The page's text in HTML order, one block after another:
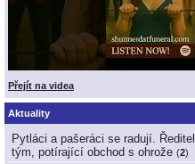
Přejít na videa
Aktuality
Pytláci a pašeráci se radují.
tým, potírající obchod s ohrože (2)